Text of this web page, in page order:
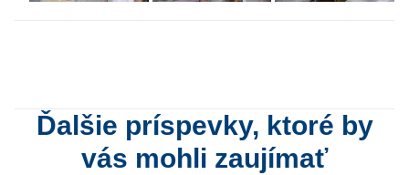
Ďalšie príspevky, ktoré by
vás mohli zaujímať